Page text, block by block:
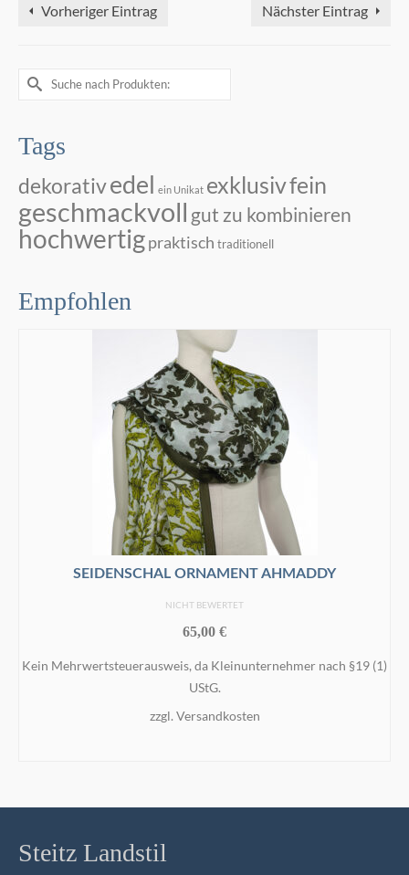
Vorheriger Eintrag Nächster Eintrag
Suche
nach:
Tags
dekorativedel ein Unikat exklusivfein
geschmackvoll gut zu kombinieren
hochwertigpraktisch traditionell
Empfohlen
SEIDENSCHAL ORNAMENT AHMADDY
NICHT BEWERTET
65,00 €
Kein Mehrwertsteuerausweis, da Kleinunternehmer nach §19 (1)
UStG.
zzgl. Versandkosten
Steitz Landstil